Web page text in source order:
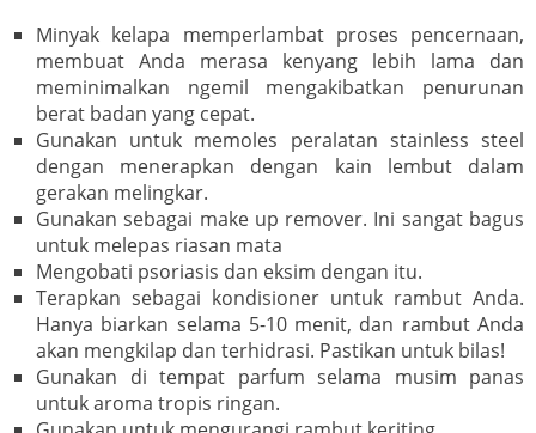
Minyak kelapa memperlambat proses pencernaan,
membuat Anda merasa kenyang lebih lama dan
meminimalkan ngemil mengakibatkan penurunan
berat badan yang cepat.
Gunakan untuk memoles peralatan stainless steel
dengan menerapkan dengan kain lembut dalam
gerakan melingkar.
Gunakan sebagai make up remover. Ini sangat bagus
untuk melepas riasan mata
Mengobati psoriasis dan eksim dengan itu.
Terapkan sebagai kondisioner untuk rambut Anda.
Hanya biarkan selama 5-10 menit, dan rambut Anda
akan mengkilap dan terhidrasi. Pastikan untuk bilas!
Gunakan di tempat parfum selama musim panas
untuk aroma tropis ringan.